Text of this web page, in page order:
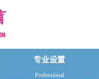
专业设置
Professional